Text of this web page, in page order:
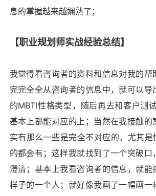
息的掌握越来越娴熟了；
【职业规划师实战经验总结】
我觉得看咨询者的资料和信息对我的帮
完完全全从咨询者的信息中，就可以导
的MBTI性格类型，随后再去和客户测
基本上都能对应的上；当然在我接触的
实有那么一些是完全不对应的，尤其是
的都会有；这样我就找到了一个突破口
澄清；基本上我看咨询者的信息，就能
样子的一个人；就好像我画了一幅画一